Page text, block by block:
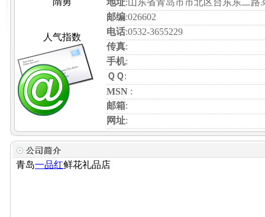
人气指数
地址:山东省青岛市市北区台东东二路
邮编:026602
电话:0532-3655229
传真:
手机:
ＱＱ:
MSN :
邮箱:
网址:
青岛一品红鲜花礼品店